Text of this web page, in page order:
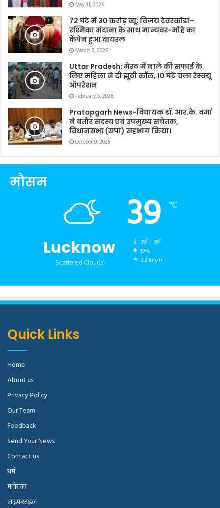
May 31, 2026
72 घंटे में 30 करोड़ व्यू: विजय देवरकोंडा–
रश्मिका मंदाना के साथ मान्यवर-मोहे का
कैंपेन हुआ वायरल
March 6, 2026
Uttar Pradesh: मेरठ में नाले की सफाई के
लिए महिला ने दी झूठी कॉल, 10 घंटे चला रेस्क्यू
ऑपरेशन
February 5, 2026
Pratapgarh News-विधायक डॉ. आर.के. वर्मा
ने बतौर सदस्य एवं उपमुख्य सचेतक,
विधानसभा (सपा) सहभाग किया।
October 9, 2025
मौसम
Lucknow
Scattered Clouds
39 ℃
39º - 39º
19%
2.2 km/h
Quick Links
Home
About us
Privacy Policy
Our Team
Feedback
Send Your News
Contact us
धर्म
मनोरंजन
लाइफस्टाइल